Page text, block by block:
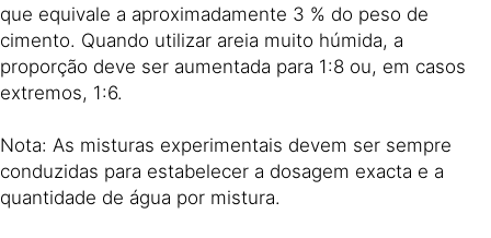
que equivale a aproximadamente 3 % do peso de
cimento. Quando utilizar areia muito húmida, a
proporção deve ser aumentada para 1:8 ou, em casos
extremos, 1:6.
Nota: As misturas experimentais devem ser sempre
conduzidas para estabelecer a dosagem exacta e a
quantidade de água por mistura.